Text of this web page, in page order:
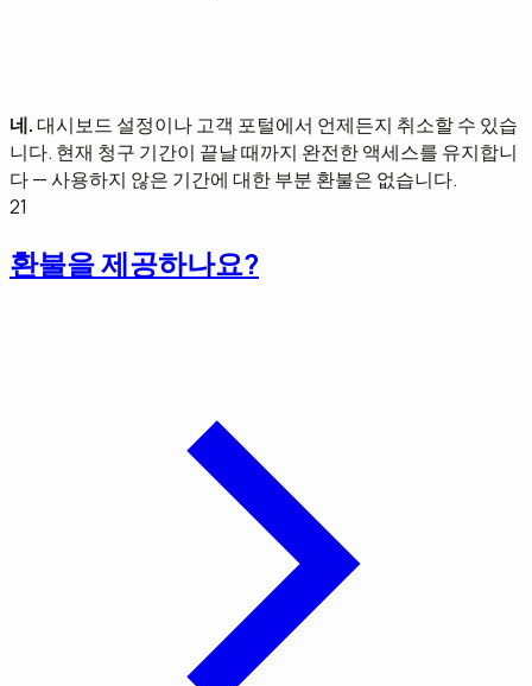
네.대시보드 설정이나 고객 포털에서 언제든지 취소할 수 있습
니다. 현재 청구 기간이 끝날 때까지 완전한 액세스를 유지합니
다 — 사용하지 않은 기간에 대한 부분 환불은 없습니다.
21
환불을 제공하나요?